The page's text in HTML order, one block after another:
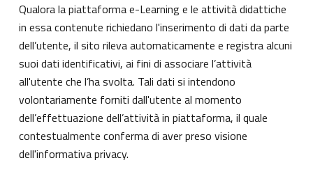
Qualora la piattaforma e-Learning e le attività didattiche
in essa contenute richiedano l'inserimento di dati da parte
dell’utente, il sito rileva automaticamente e registra alcuni
suoi dati identificativi, ai fini di associare l’attività
all'utente che l’ha svolta. Tali dati si intendono
volontariamente forniti dall'utente al momento
dell’effettuazione dell’attività in piattaforma, il quale
contestualmente conferma di aver preso visione
dell'informativa privacy.